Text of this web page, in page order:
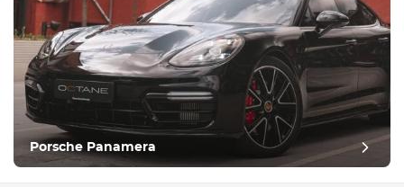
Porsche Panamera